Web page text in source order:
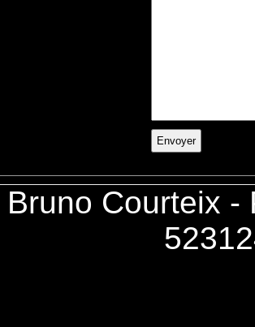
Bruno Courteix -